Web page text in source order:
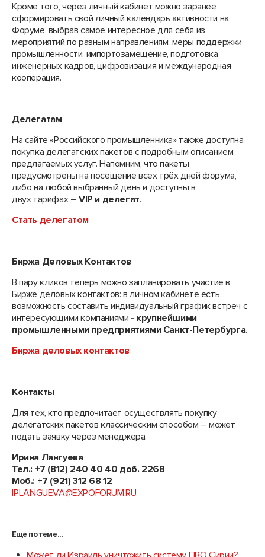
Кроме того, через личный кабинет можно заранее
сформировать свой личный календарь активности на
Форуме, выбрав самое интересное для себя из
мероприятий по разным направлениям: меры поддержки
промышленности, импортозамещение, подготовка
инженерных кадров, цифровизация и международная
кооперация.
Делегатам
На сайте «Российского промышленника» также доступна
покупка делегатских пакетов с подробным описанием
предлагаемых услуг. Напомним, что пакеты
предусмотрены на посещение всех трёх дней форума,
либо на любой выбранный день и доступны в
двух тарифах – VIP и делегат.
Стать делегатом
Биржа Деловых Контактов
В пару кликов теперь можно запланировать участие в
Бирже деловых контактов: в личном кабинете есть
возможность составить индивидуальный график встреч с
интересующими компаниями - крупнейшими
промышленными предприятиями Санкт-Петербурга.
Биржа деловых контактов
Контакты
Для тех, кто предпочитает осуществлять покупку
делегатских пакетов классическим способом – может
подать заявку через менеджера.
Ирина Лангуева
Тел.: +7 (812) 240 40 40 доб. 2268
Моб.: +7 (921) 312 68 12
IP.LANGUEVA@EXPOFORUM.RU
Еще по теме...